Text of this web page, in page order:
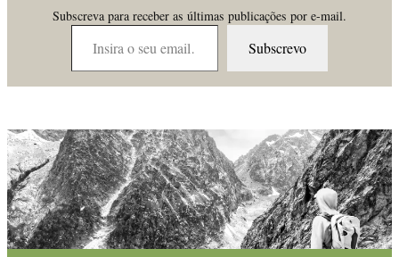
Subscreva para receber as últimas publicações por e-mail.
Insira o seu email…
Subscrevo